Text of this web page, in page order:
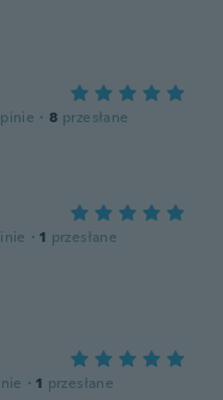
· 8 przesłane
· 1 przesłane
· 1 przesłane